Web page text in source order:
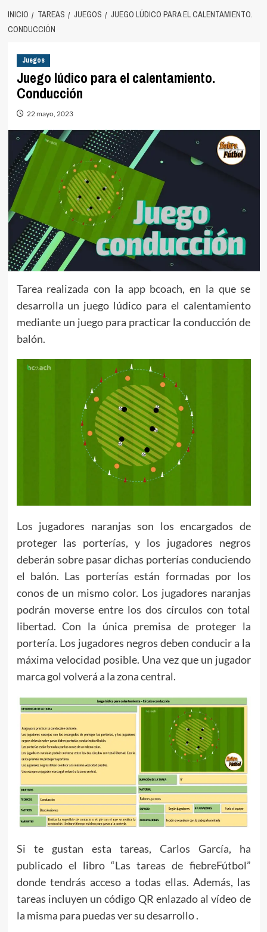
INICIO TAREAS JUEGOS
JUEGO LÚDICO PARA EL CALENTAMIENTO.
CONDUCCIÓN
Juegos
Juego lúdico para el calentamiento.
Conducción
22 mayo, 2023
Tarea realizada con la app bcoach, en la que se
desarrolla un juego lúdico para el calentamiento
mediante un juego para practicar la conducción de
balón.
Los jugadores naranjas son los encargados de
proteger las porterías, y los jugadores negros
deberán sobre pasar dichas porterías conduciendo
el balón. Las porterías están formadas por los
conos de un mismo color. Los jugadores naranjas
podrán moverse entre los dos círculos con total
libertad. Con la única premisa de proteger la
portería. Los jugadores negros deben conducir a la
máxima velocidad posible. Una vez que un jugador
marca gol volverá a la zona central.
Si te gustan esta tareas, Carlos García, ha
publicado el libro “Las tareas de fiebreFútbol”
donde tendrás acceso a todas ellas. Además, las
tareas incluyen un código QR enlazado al vídeo de
la misma para puedas ver su desarrollo .